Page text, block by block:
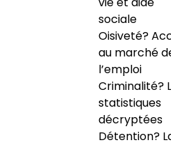
sociale
Oisiveté?
au marché
l’emploi
Criminalité?
statistiques
décryptées
Détention?